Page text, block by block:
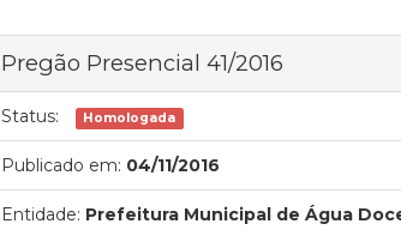
Pregão Presencial 41/2016
Status: Homologada
Publicado em: 04/11/2016
Entidade: Prefeitura Municipal de Água